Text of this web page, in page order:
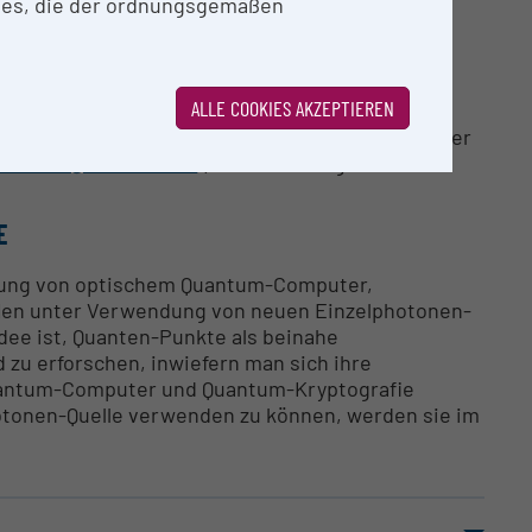
angeboten. Bei Interesse an einer
von optischem Quantum-Computer,
unter Verwendung von neuen Einzelphotonen-
ist, Quanten-Punkte als beinahe
erforschen, inwiefern man sich ihre
Computer und Quantum-Kryptografie
Quelle verwenden zu können, werden sie im
ALLE COOKIES AKZEPTIEREN